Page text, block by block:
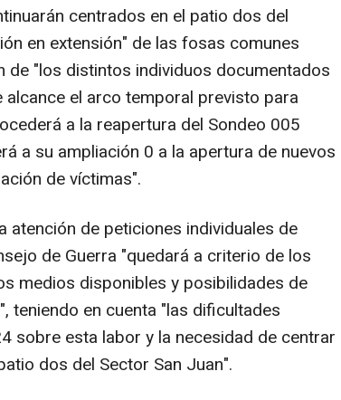
centrados en el patio dos del
en extensión" de las fosas comunes
de "los distintos individuos documentados
el arco temporal previsto para
a la reapertura del Sondeo 005
a su ampliación 0 a la apertura de nuevos
de víctimas".
atención de peticiones individuales de
de Guerra "quedará a criterio de los
medios disponibles y posibilidades de
teniendo en cuenta "las dificultades
sobre esta labor y la necesidad de centrar
dos del Sector San Juan".